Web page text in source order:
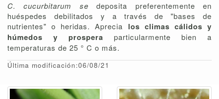
C. cucurbitarum sedeposita preferentemente en
huéspedes debilitados y a través de "bases de
nutrientes" o heridas. Aprecia los climas cálidos y
húmedos y prospera particularmente bien a
temperaturas de 25 ° C o más.
Última modificación:06/08/21